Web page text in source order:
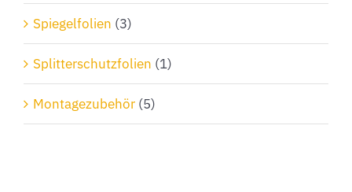
Spiegelfolien (3)
Splitterschutzfolien (1)
Montagezubehör (5)